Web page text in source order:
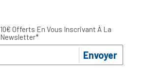
10€ Offerts En Vous Inscrivant À La
Newsletter*
Envoyer